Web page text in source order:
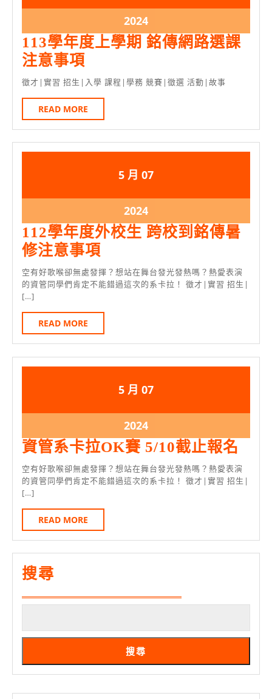
免
案
力
訓
練
費
前
報
5
月
7
月
7
20242024
年
5
7
113學年度上學期 銘傳網路選課
注意事項
學
年
度
上
學
網
路
選
課
意
事
徵才|實習 招生|入學 課程|學務 競賽|徵選 活動|故事
READ MORE
MORE
5 月 2024
5
月
7
072024
月
7
20242024
年
5
7
日
112學年度外校生 跨校到銘傳暑
修注意事項
學
年
校
生
到
傳
暑
修
注
事
空有好歌喉卻無處發揮？想站在舞台發光發熱嗎？熱愛表演
的資管同學們肯定不能錯過這次的系卡拉！ 徵才|實習 招生|
[…]
READ MORE
MORE
5 月 2024
5
月
7
日
072024
月
7
日
20242024
年
月
資管系卡拉OK賽 5/10截止報名
管
系
OK
賽
止
報
空有好歌喉卻無處發揮？想站在舞台發光發熱嗎？熱愛表演
的資管同學們肯定不能錯過這次的系卡拉！ 徵才|實習 招生|
[…]
READ MORE
MORE
搜尋
搜尋